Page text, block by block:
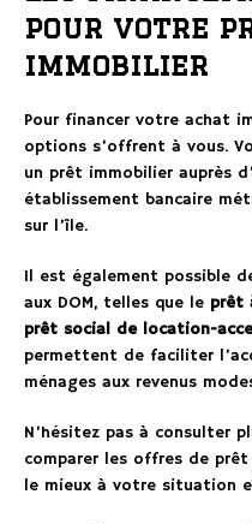
pour votre
immobilier
Pour financer votre achat
options s’offrent à vous.
un prêt immobilier auprès
établissement bancaire
sur l’île.
Il est également possible
aux DOM, telles que le prêt
prêt social de location-
permettent de faciliter
ménages aux revenus
N’hésitez pas à consulter
comparer les offres de
le mieux à votre situation